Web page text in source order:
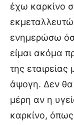
έχω καρκίνο
εκμεταλλευτώ
ενημερώσω
είμαι ακόμα
της εταιρείας
άψογη. Δεν θα
μέρη αν η
καρκίνο,